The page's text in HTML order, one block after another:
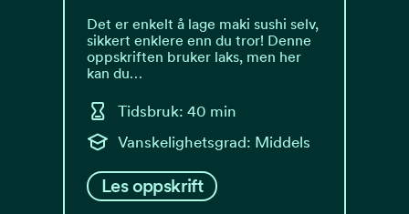
Det er enkelt å lage maki sushi selv,
sikkert enklere enn du tror! Denne
oppskriften bruker laks, men her
kan du…
Tidsbruk: 40 min
Vanskelighetsgrad: Middels
Les oppskrift